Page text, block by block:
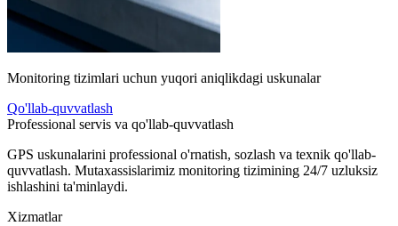
Monitoring tizimlari uchun yuqori aniqlikdagi uskunalar
Qo'llab-quvvatlash
Professional servis va qo'llab-quvvatlash
GPS uskunalarini professional o'rnatish, sozlash va texnik qo'llab-
quvvatlash. Mutaxassislarimiz monitoring tizimining 24/7 uzluksiz
ishlashini ta'minlaydi.
Xizmatlar